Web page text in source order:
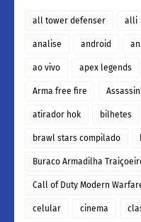
all tower defenser alli
analise android
ao vivo apex legends
Arma free fire
atirador hok bilhetes
brawl stars compilado
Buraco Armadilha
Call of Duty Modern
celular cinema